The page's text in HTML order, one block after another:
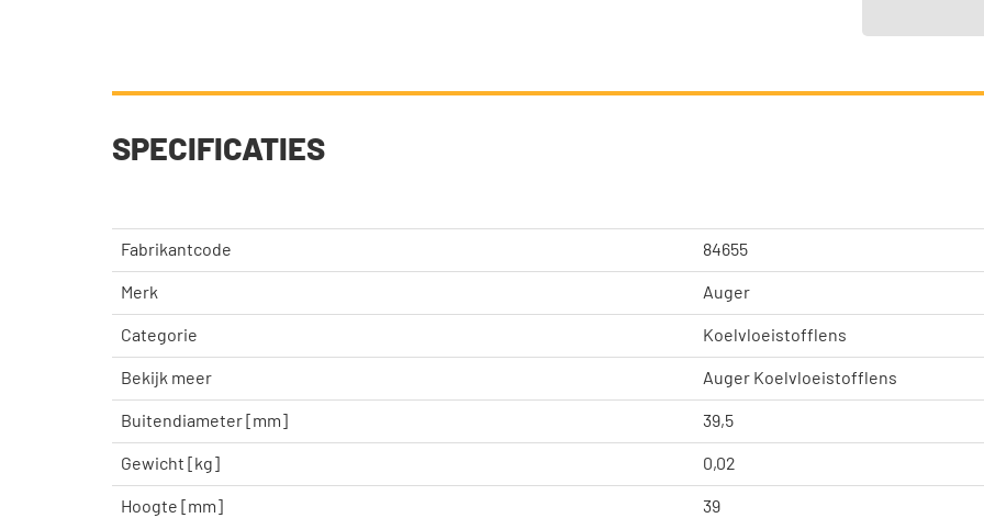
SPECIFICATIES
Fabrikantcode 84655
Merk Auger
Categorie Koelvloeistofflens
Bekijk meer Auger Koelvloeistofflens
Buitendiameter [mm] 39,5
Gewicht [kg] 0,02
Hoogte [mm] 39